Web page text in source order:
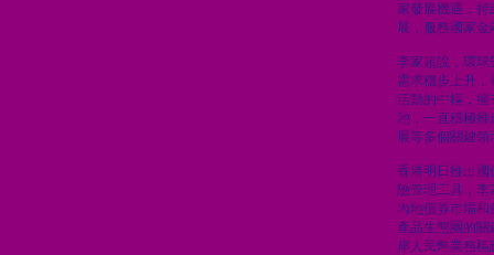
家發展機遇，持
展，服務國家
李家超說，環球
需求穩步上升
活動的中樞，擁
池，一直積極推
展等多個關鍵領
香港明日推出國
險管理工具，
內地債券市場
產品生態圈的
岸人民幣業務